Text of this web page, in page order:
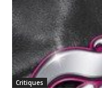
Critiques